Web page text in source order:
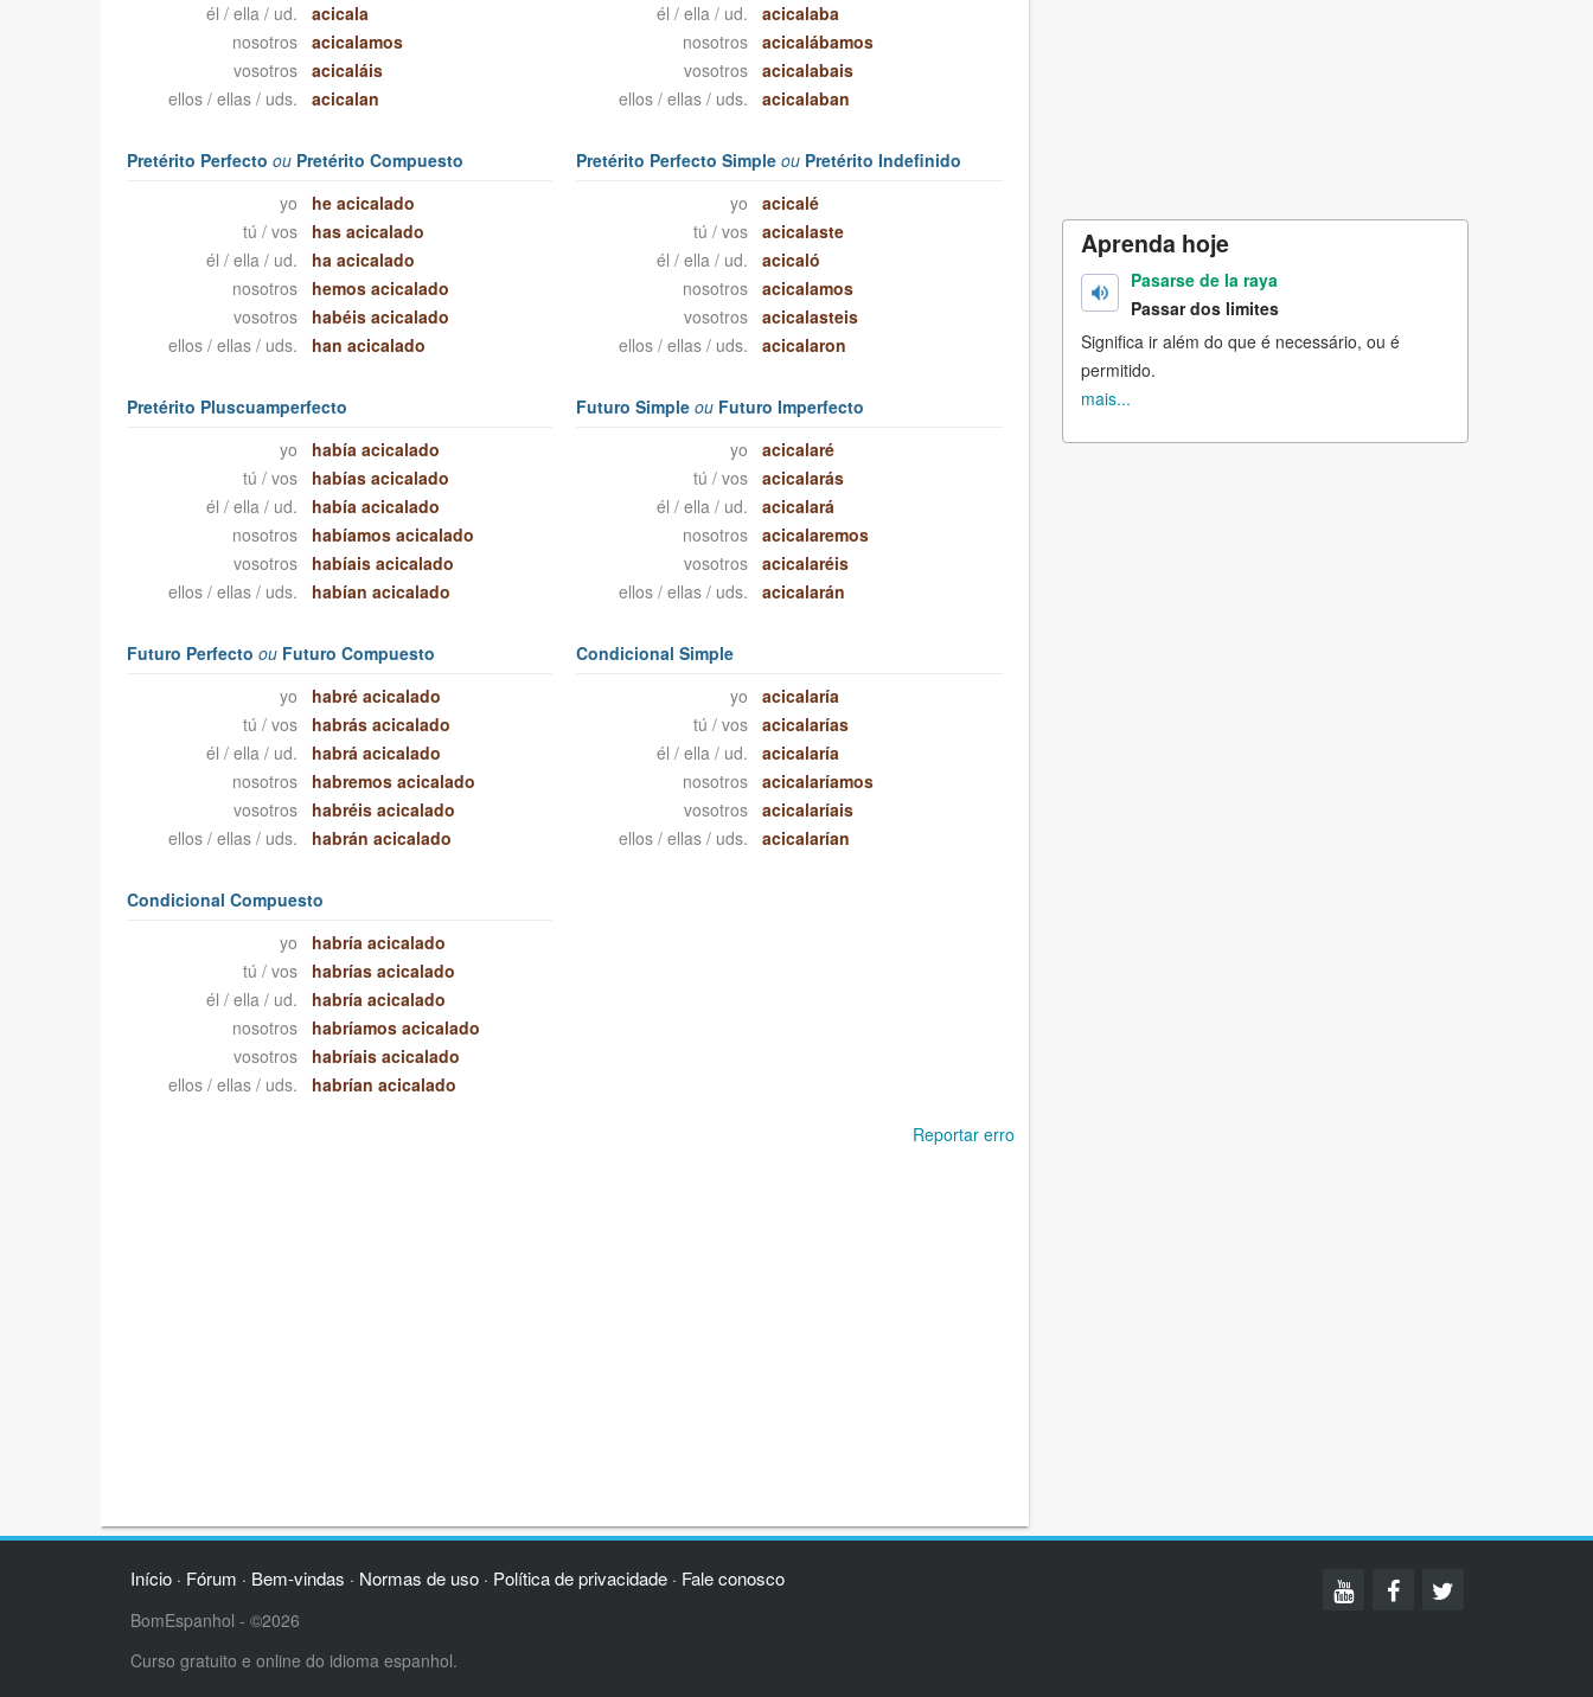
él / ella / ud.
acicala
nosotros
acicalamos
vosotros
acicaláis
ellos / ellas / uds.
acicalan
él / ella / ud.
acicalaba
nosotros
acicalábamos
vosotros
acicalabais
ellos / ellas / uds.
acicalaban
Pretérito Perfecto ouPretérito Compuesto
yo
he acicalado
tú / vos
has acicalado
él / ella / ud.
ha acicalado
nosotros
hemos acicalado
vosotros
habéis acicalado
ellos / ellas / uds.
han acicalado
Pretérito Perfecto Simpleou Pretérito Indefinido
yo
acicalé
tú / vos
acicalaste
él / ella / ud.
acicaló
nosotros
acicalamos
vosotros
acicalasteis
ellos / ellas / uds.
acicalaron
Pretérito Pluscuamperfecto
yo
había acicalado
tú / vos
habías acicalado
él / ella / ud.
había acicalado
nosotros
habíamos acicalado
vosotros
habíais acicalado
ellos / ellas / uds.
habían acicalado
Futuro Simpleou Futuro Imperfecto
yo
acicalaré
tú / vos
acicalarás
él / ella / ud.
acicalará
nosotros
acicalaremos
vosotros
acicalaréis
ellos / ellas / uds.
acicalarán
Futuro Perfecto ouFuturo Compuesto
yo
habré acicalado
tú / vos
habrás acicalado
él / ella / ud.
habrá acicalado
nosotros
habremos acicalado
vosotros
habréis acicalado
ellos / ellas / uds.
habrán acicalado
Condicional Simple
yo
acicalaría
tú / vos
acicalarías
él / ella / ud.
acicalaría
nosotros
acicalaríamos
vosotros
acicalaríais
ellos / ellas / uds.
acicalarían
Condicional Compuesto
yo
habría acicalado
tú / vos
habrías acicalado
él / ella / ud.
habría acicalado
nosotros
habríamos acicalado
vosotros
habríais acicalado
ellos / ellas / uds.
habrían acicalado
Reportar erro
Aprenda hoje
Pasarse de la raya
Passar dos limites
Significa ir além do que é necessário, ou é
permitido.
mais...
Início· Fórum · Bem-vindas · Normas de uso· Política de privacidade· Fale conosco
BomEspanhol - ©2026
Curso gratuito e online do idioma espanhol.